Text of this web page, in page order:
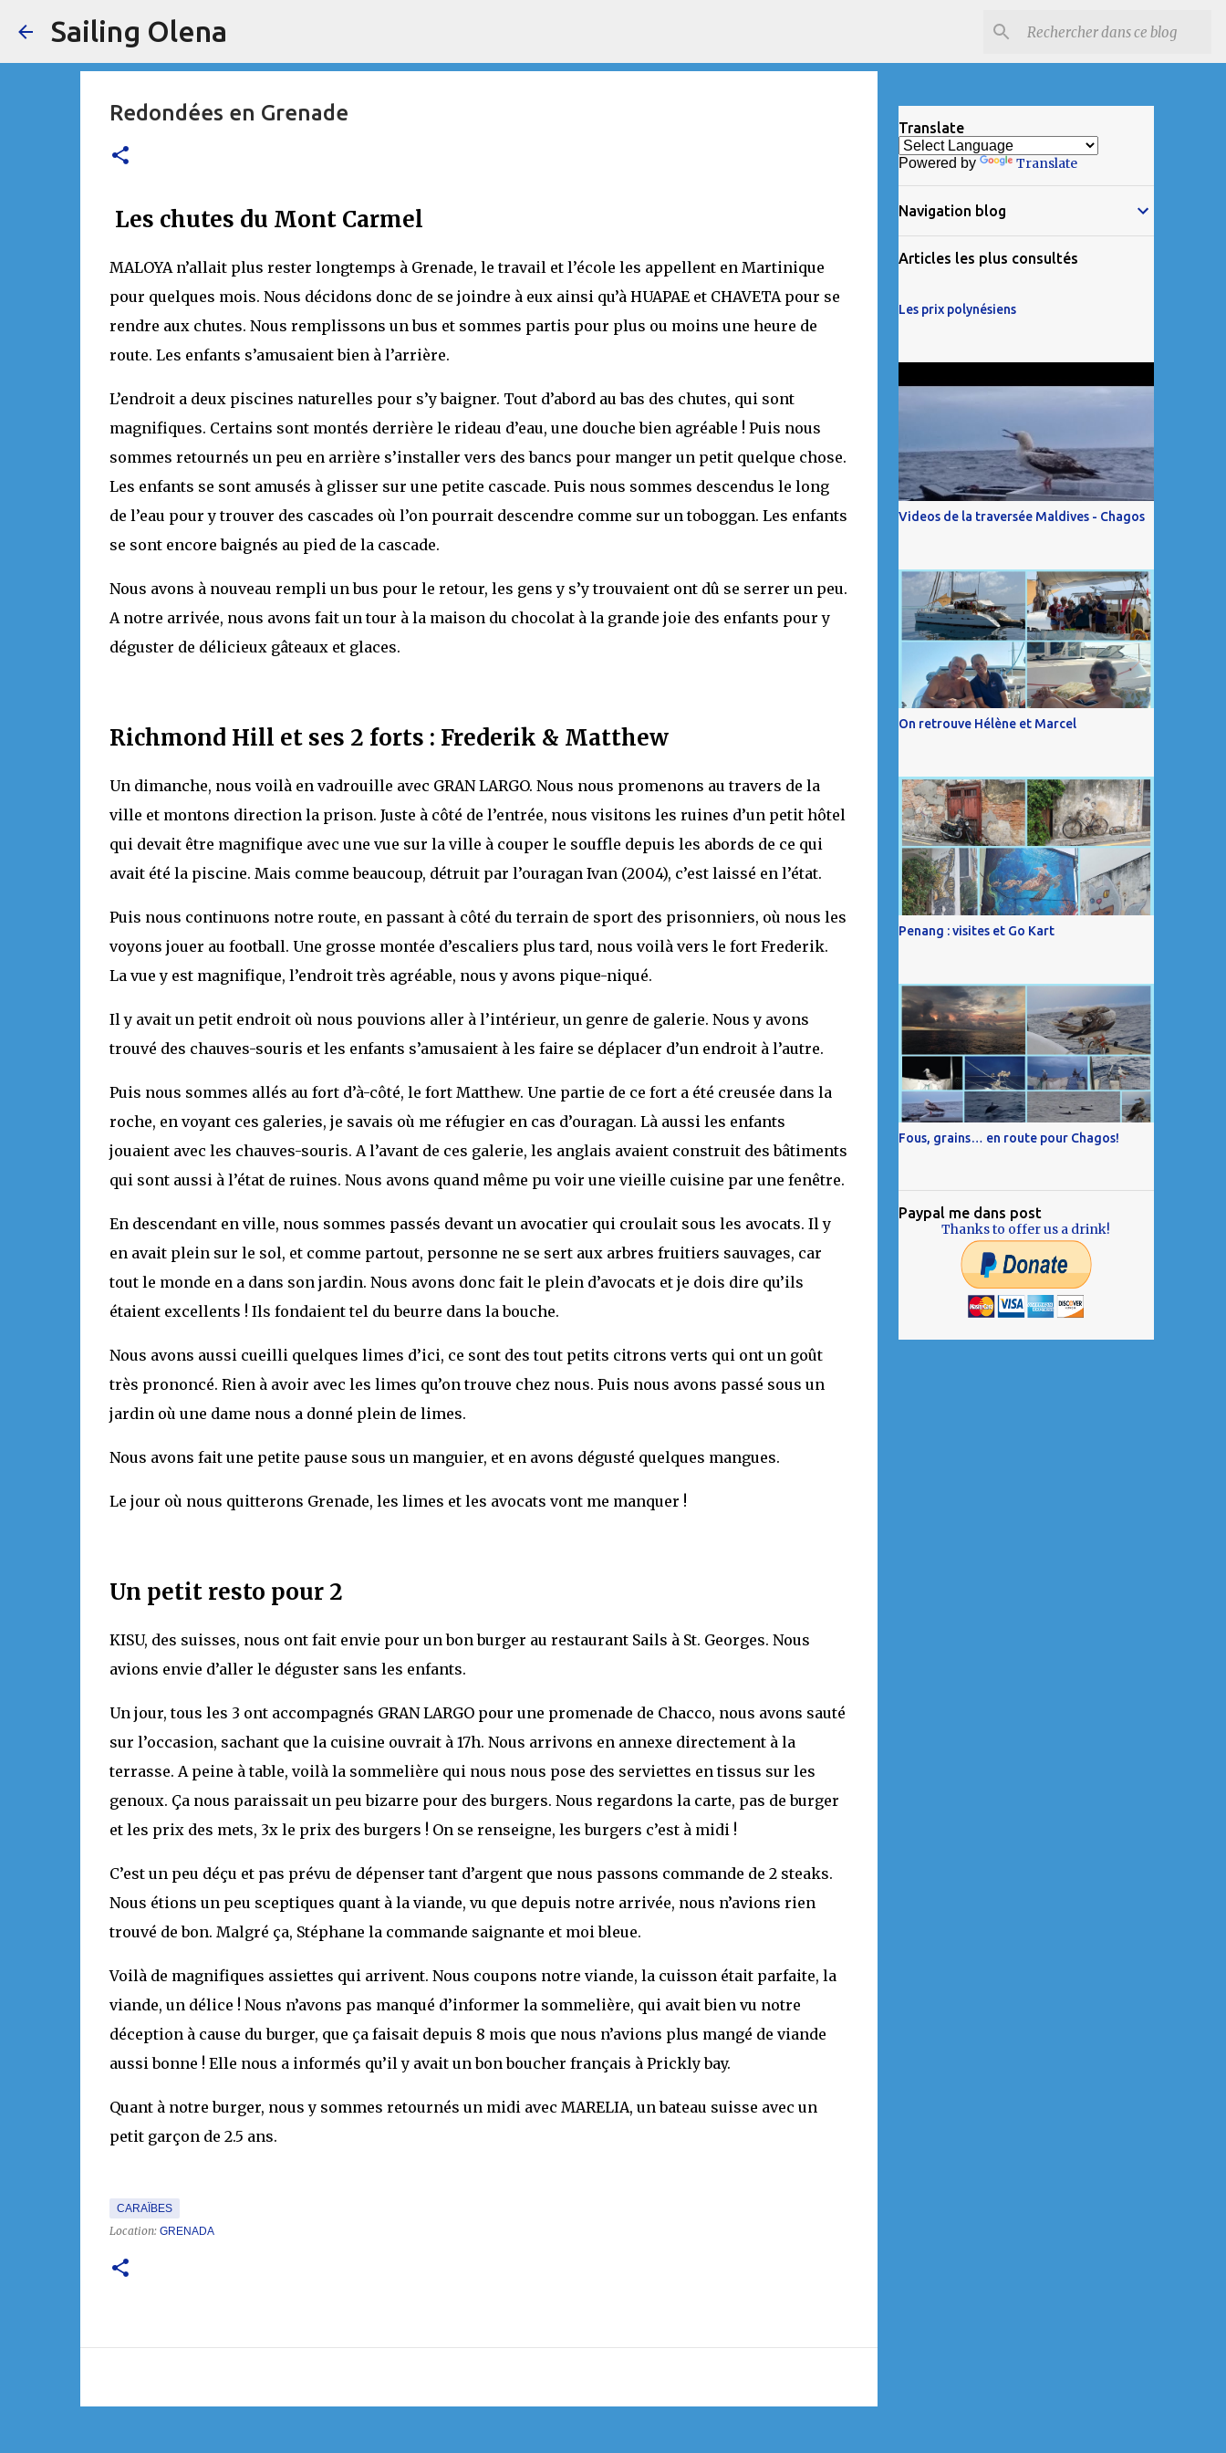
Sailing Olena
Redondées en Grenade
Les chutes du Mont Carmel
MALOYA n’allait plus rester longtemps à Grenade, le travail et l’école les appellent en Martinique
pour quelques mois. Nous décidons donc de se joindre à eux ainsi qu’à HUAPAE et CHAVETA pour se
rendre aux chutes. Nous remplissons un bus et sommes partis pour plus ou moins une heure de
route. Les enfants s’amusaient bien à l’arrière.
L’endroit a deux piscines naturelles pour s’y baigner. Tout d’abord au bas des chutes, qui sont
magnifiques. Certains sont montés derrière le rideau d’eau, une douche bien agréable ! Puis nous
sommes retournés un peu en arrière s’installer vers des bancs pour manger un petit quelque chose.
Les enfants se sont amusés à glisser sur une petite cascade. Puis nous sommes descendus le long
de l’eau pour y trouver des cascades où l’on pourrait descendre comme sur un toboggan. Les enfants
se sont encore baignés au pied de la cascade.
Nous avons à nouveau rempli un bus pour le retour, les gens y s’y trouvaient ont dû se serrer un peu.
A notre arrivée, nous avons fait un tour à la maison du chocolat à la grande joie des enfants pour y
déguster de délicieux gâteaux et glaces.
Richmond Hill et ses 2 forts : Frederik & Matthew
Un dimanche, nous voilà en vadrouille avec GRAN LARGO. Nous nous promenons au travers de la
ville et montons direction la prison. Juste à côté de l’entrée, nous visitons les ruines d’un petit hôtel
qui devait être magnifique avec une vue sur la ville à couper le souffle depuis les abords de ce qui
avait été la piscine. Mais comme beaucoup, détruit par l’ouragan Ivan (2004), c’est laissé en l’état.
Puis nous continuons notre route, en passant à côté du terrain de sport des prisonniers, où nous les
voyons jouer au football. Une grosse montée d’escaliers plus tard, nous voilà vers le fort Frederik.
La vue y est magnifique, l’endroit très agréable, nous y avons pique-niqué.
Il y avait un petit endroit où nous pouvions aller à l’intérieur, un genre de galerie. Nous y avons
trouvé des chauves-souris et les enfants s’amusaient à les faire se déplacer d’un endroit à l’autre.
Puis nous sommes allés au fort d’à-côté, le fort Matthew. Une partie de ce fort a été creusée dans la
roche, en voyant ces galeries, je savais où me réfugier en cas d’ouragan. Là aussi les enfants
jouaient avec les chauves-souris. A l’avant de ces galerie, les anglais avaient construit des bâtiments
qui sont aussi à l’état de ruines. Nous avons quand même pu voir une vieille cuisine par une fenêtre.
En descendant en ville, nous sommes passés devant un avocatier qui croulait sous les avocats. Il y
en avait plein sur le sol, et comme partout, personne ne se sert aux arbres fruitiers sauvages, car
tout le monde en a dans son jardin. Nous avons donc fait le plein d’avocats et je dois dire qu’ils
étaient excellents ! Ils fondaient tel du beurre dans la bouche.
Nous avons aussi cueilli quelques limes d’ici, ce sont des tout petits citrons verts qui ont un goût
très prononcé. Rien à avoir avec les limes qu’on trouve chez nous. Puis nous avons passé sous un
jardin où une dame nous a donné plein de limes.
Nous avons fait une petite pause sous un manguier, et en avons dégusté quelques mangues.
Le jour où nous quitterons Grenade, les limes et les avocats vont me manquer !
Un petit resto pour 2
KISU, des suisses, nous ont fait envie pour un bon burger au restaurant Sails à St. Georges. Nous
avions envie d’aller le déguster sans les enfants.
Un jour, tous les 3 ont accompagnés GRAN LARGO pour une promenade de Chacco, nous avons sauté
sur l’occasion, sachant que la cuisine ouvrait à 17h. Nous arrivons en annexe directement à la
terrasse. A peine à table, voilà la sommelière qui nous nous pose des serviettes en tissus sur les
genoux. Ça nous paraissait un peu bizarre pour des burgers. Nous regardons la carte, pas de burger
et les prix des mets, 3x le prix des burgers ! On se renseigne, les burgers c’est à midi !
C’est un peu déçu et pas prévu de dépenser tant d’argent que nous passons commande de 2 steaks.
Nous étions un peu sceptiques quant à la viande, vu que depuis notre arrivée, nous n’avions rien
trouvé de bon. Malgré ça, Stéphane la commande saignante et moi bleue.
Voilà de magnifiques assiettes qui arrivent. Nous coupons notre viande, la cuisson était parfaite, la
viande, un délice ! Nous n’avons pas manqué d’informer la sommelière, qui avait bien vu notre
déception à cause du burger, que ça faisait depuis 8 mois que nous n’avions plus mangé de viande
aussi bonne ! Elle nous a informés qu’il y avait un bon boucher français à Prickly bay.
Quant à notre burger, nous y sommes retournés un midi avec MARELIA, un bateau suisse avec un
petit garçon de 2.5 ans.
CARAÏBES
Location: GRENADA
Translate
Powered by Translate
Navigation blog
Articles les plus consultés
Les prix polynésiens
Videos de la traversée Maldives - Chagos
On retrouve Hélène et Marcel
Penang : visites et Go Kart
Fous, grains… en route pour Chagos!
Paypal me dans post
Thanks to offer us a drink!